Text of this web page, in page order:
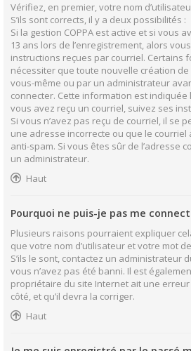
Vérifiez, en premier, votre nom
S’ils sont corrects, il y a deux possibilités :
Si la gestion COPPA est active et si vous
13 ans lors de l’enregistrement, alors
instructions reçues par courriel. Certains
nécessiter que toute nouvelle création
vous-même ou par un administrateur
connecter. Cette information est indiquée
vous avez reçu un courriel, suivez ses
Si vous n’avez pas reçu de courriel, il se
une adresse incorrecte ou que le
anti-spam. Si vous êtes sûr de l’adresse
un administrateur.
Haut
Pourquoi ne puis-je pas me
Plusieurs raisons pourraient expliquer
que votre nom d’utilisateur et votre mot
S’ils le sont, contactez un administrateur
vous n’avez pas été banni. Il est
propriétaire du site Internet ait une
côté, et qu’il devra la corriger.
Haut